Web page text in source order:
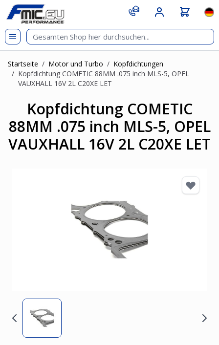
Zum Inhalt springen
git s
Startseite / Motor und Turbo / Kopfdichtungen
/ Kopfdichtung COMETIC 88MM .075 inch MLS-5, OPEL
VAUXHALL 16V 2L C20XE LET
Kopfdichtung COMETIC
88MM .075 inch MLS-5, OPEL
VAUXHALL 16V 2L C20XE LET